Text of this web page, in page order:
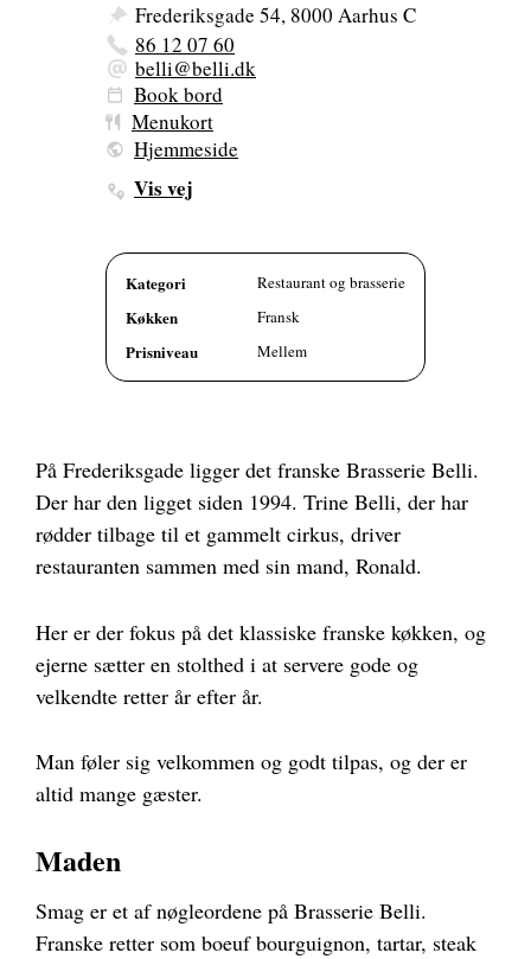
Frederiksgade 54, 8000 Aarhus C
86 12 07 60
belli@belli.dk
Book bord
Menukort
Hjemmeside
Vis vej
Kategori Restaurant og brasserie
Køkken Fransk
Prisniveau Mellem
På Frederiksgade ligger det franske Brasserie Belli.
Der har den ligget siden 1994. Trine Belli, der har
rødder tilbage til et gammelt cirkus, driver
restauranten sammen med sin mand, Ronald.
Her er der fokus på det klassiske franske køkken, og
ejerne sætter en stolthed i at servere gode og
velkendte retter år efter år.
Man føler sig velkommen og godt tilpas, og der er
altid mange gæster.
Maden
Smag er et af nøgleordene på Brasserie Belli.
Franske retter som boeuf bourguignon, tartar, steak